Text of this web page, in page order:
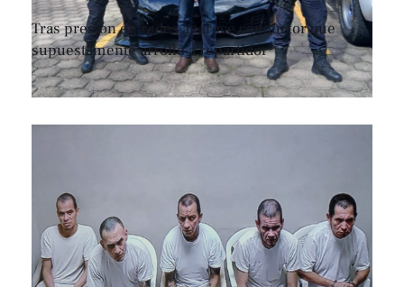
Tras presión en redes aparece conductor que
supuestamente arrolló a repartidor